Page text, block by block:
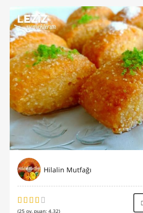
Hilalin Mutfağı
(25 oy, puan: 4.32)